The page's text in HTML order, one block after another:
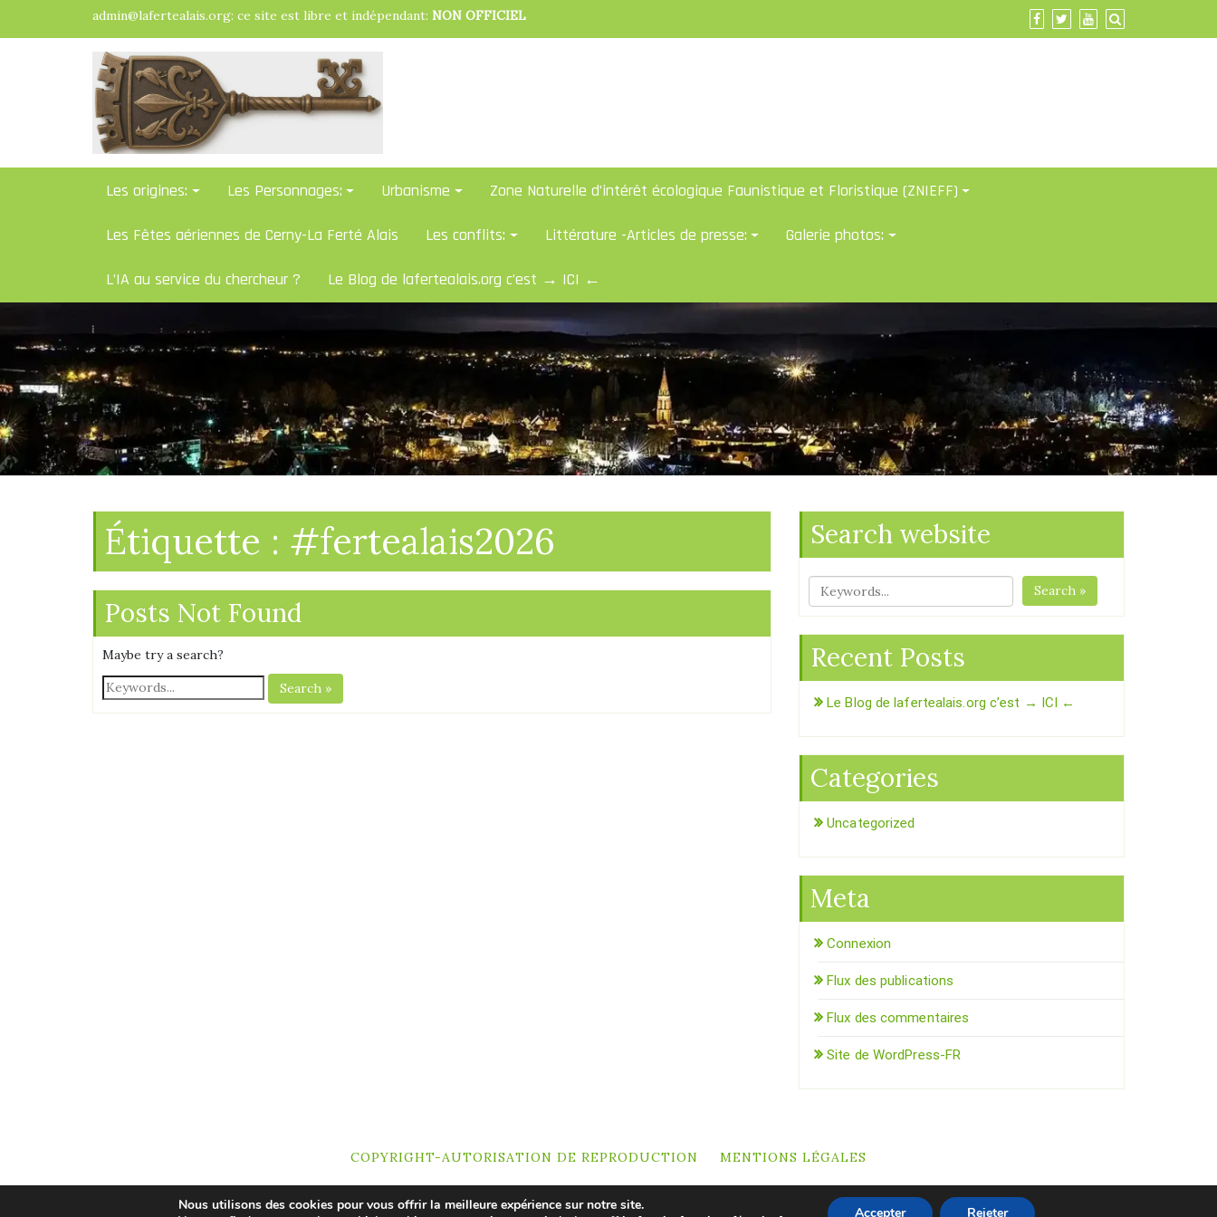
admin@lafertealais.org: ce site est libre et indépendant: NON OFFICIEL
Les origines: Les Personnages: Urbanisme Zone Naturelle d’intérêt écologique Faunistique et Floristique (ZNIEFF)
Les Fêtes aériennes de Cerny-La Ferté Alais Les conflits: Littérature -Articles de presse: Galerie photos:
L’IA au service du chercheur ? Le Blog de lafertealais.org c’est → ICI ←
Étiquette : #fertealais2026
Posts Not Found
Maybe try a search?
Search »
Search website
Search »
Recent Posts
Le Blog de lafertealais.org c’est → ICI ←
Categories
Uncategorized
Meta
Connexion
Flux des publications
Flux des commentaires
Site de WordPress-FR
COPYRIGHT-AUTORISATION DE REPRODUCTION MENTIONS LÉGALES
Nous utilisons des cookies pour vous offrir la meilleure expérience sur notre site.
Accepter Rejeter